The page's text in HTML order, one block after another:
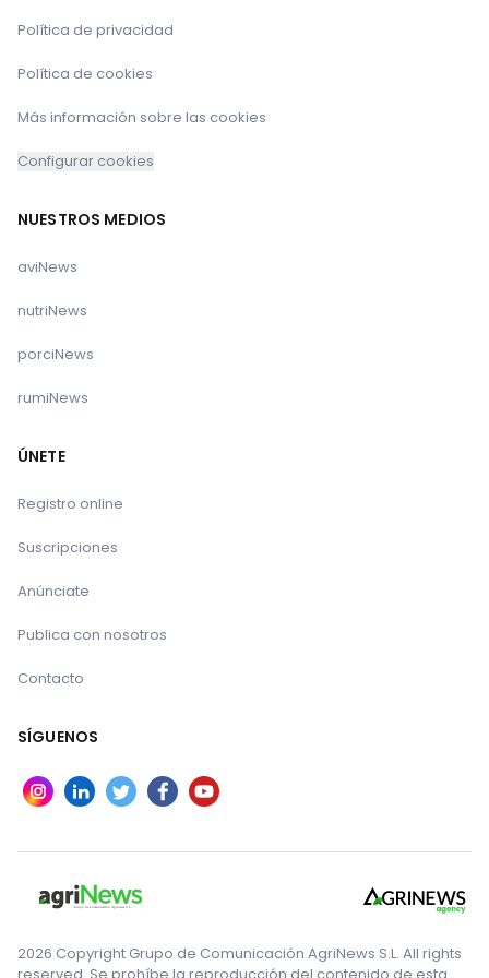
Política de privacidad
Política de cookies
Más información sobre las cookies
Configurar cookies
NUESTROS MEDIOS
aviNews
nutriNews
porciNews
rumiNews
ÚNETE
Registro online
Suscripciones
Anúnciate
Publica con nosotros
Contacto
SÍGUENOS
2026 Copyright Grupo de Comunicación AgriNews S.L. All rights